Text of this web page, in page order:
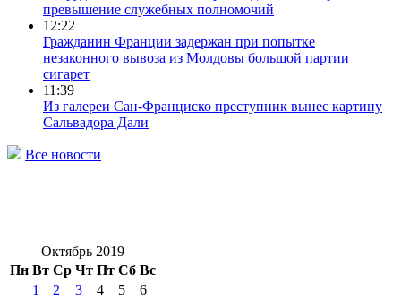
превышение служебных полномочий
12:22
Гражданин Франции задержан при попытке
незаконного вывоза из Молдовы большой партии
сигарет
11:39
Из галереи Сан-Франциско преступник вынес картину
Сальвадора Дали
Все новости
Октябрь 2019
Пн Вт Ср Чт Пт Сб Вс
1 2 3 4 5
6